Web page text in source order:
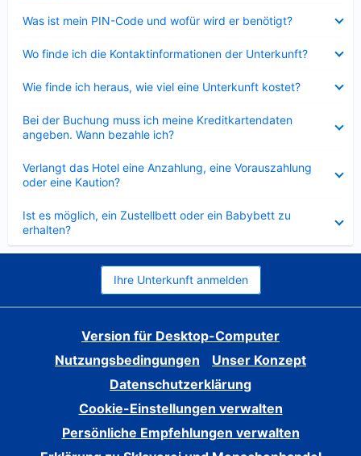
Was ist mein PIN-Code und wofür wird er benötigt?
Wo finde ich die Kontaktinformationen der Unterkunft?
Wie finde ich heraus, wie viel eine Unterkunft kostet?
Bei der Buchung muss ich meine Kreditkartendaten
angeben. Wann bezahle ich?
Verlangt das Hotel eine Anzahlung, eine Vorauszahlung
oder eine Kaution?
Ist es möglich, ein Zustellbett oder ein Babybett zu
erhalten?
Ihre Unterkunft anmelden
Version für Desktop-Computer
Nutzungsbedingungen
Unser Konzept
Datenschutzerklärung
Cookie-Einstellungen verwalten
Persönliche Empfehlungen verwalten